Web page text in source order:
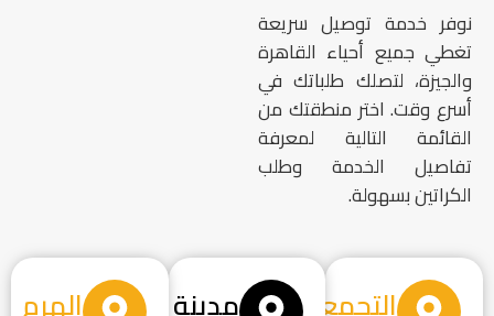
نوفر خدمة توصيل سريعة
تغطي جميع أحياء القاهرة
والجيزة، لتصلك طلباتك في
أسرع وقت. اختر منطقتك من
القائمة التالية لمعرفة
تفاصيل الخدمة وطلب
الكراتين بسهولة.
التجمع مدينة الهرم